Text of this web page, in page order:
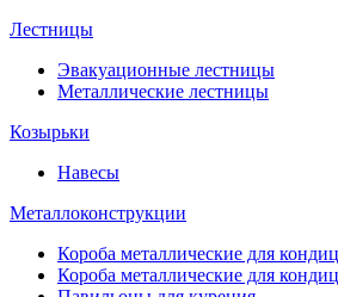
Лестницы
Эвакуационные лестницы
Металлические лестницы
Козырьки
Навесы
Металлоконструкции
Короба металлические для
Короба металлические для